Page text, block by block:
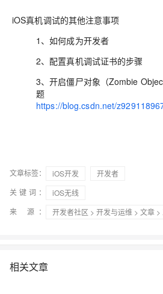
iOS真机调试的其他注意事项
1、如何成为开发者
2、配置真机调试证书的步骤
3、开启僵尸对象（Zombie
题
https://blog.csdn.net/
文章标签： iOS开发
开发者
关键词：
iOS无线
来 源：
开发者社区 > 开发与运维 > 文章 >
相关文章